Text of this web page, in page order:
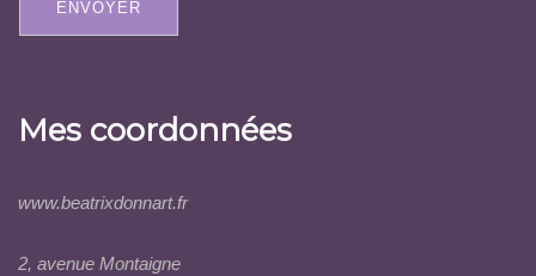
ENVOYER
Mes coordonnées
www.beatrixdonnart.fr
2, avenue Montaigne